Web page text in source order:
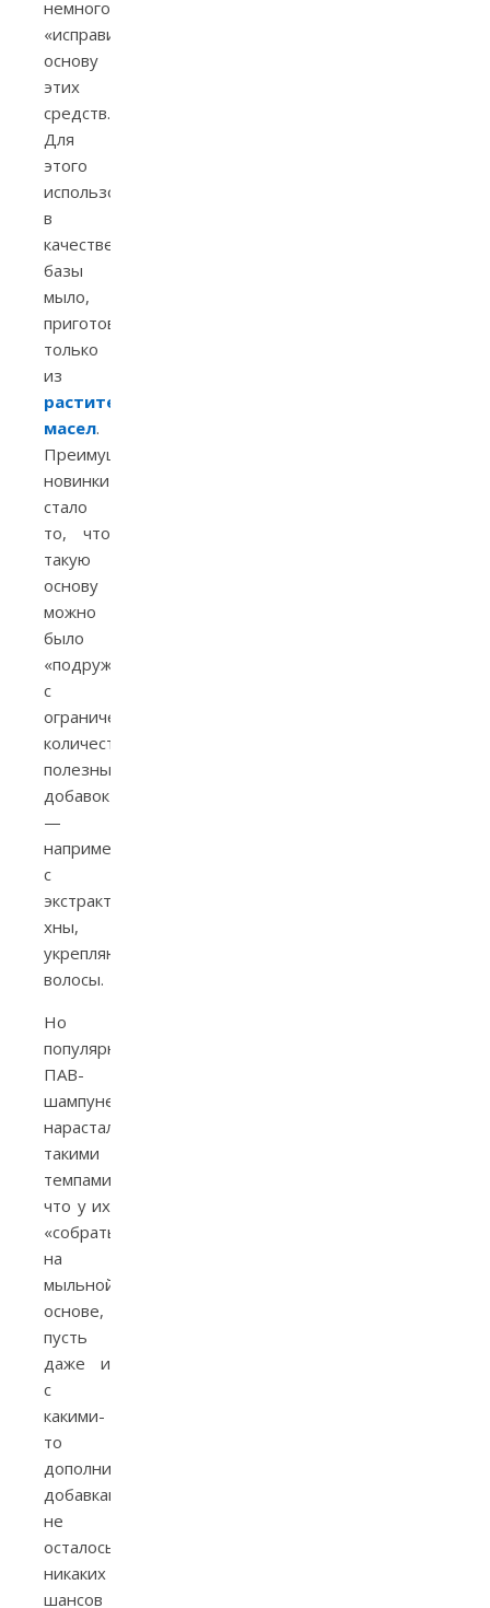
немного
«исправить»
основу
этих
средств.
Для
этого
использовали
в
качестве
базы
мыло,
приготовленное
только
из
растительных
масел.
Преимуществом
новинки
стало
то, что
такую
основу
можно
было
«подружить»
с
ограниченным
количеством
полезным
добавок
—
например,
с
экстрактом
хны,
укрепляющей
волосы.
Но
популярность
ПАВ-
шампуней
нарастала
такими
темпами,
что у их
«собратьев»
на
мыльной
основе,
пусть
даже и
с
какими-
то
дополнительными
добавками,
не
осталось
никаких
шансов